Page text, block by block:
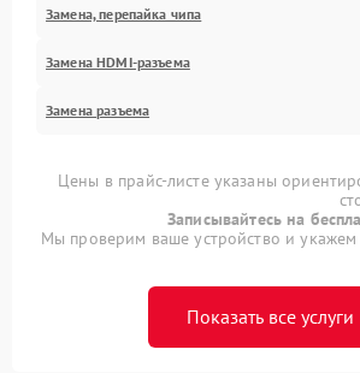
Замена, перепайка чипа
Замена HDMI-разъема
Замена разъема
Цены в прайс-листе указаны
Записывайтесь на
Мы проверим ваше устройство и укажем
Показать все услуги